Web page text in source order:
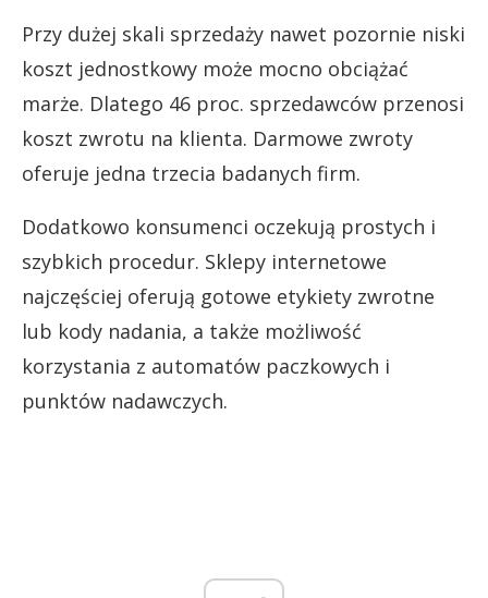
Przy dużej skali sprzedaży nawet pozornie niski
koszt jednostkowy może mocno obciążać
marże. Dlatego 46 proc. sprzedawców przenosi
koszt zwrotu na klienta. Darmowe zwroty
oferuje jedna trzecia badanych firm.
Dodatkowo konsumenci oczekują prostych i
szybkich procedur. Sklepy internetowe
najczęściej oferują gotowe etykiety zwrotne
lub kody nadania, a także możliwość
korzystania z automatów paczkowych i
punktów nadawczych.